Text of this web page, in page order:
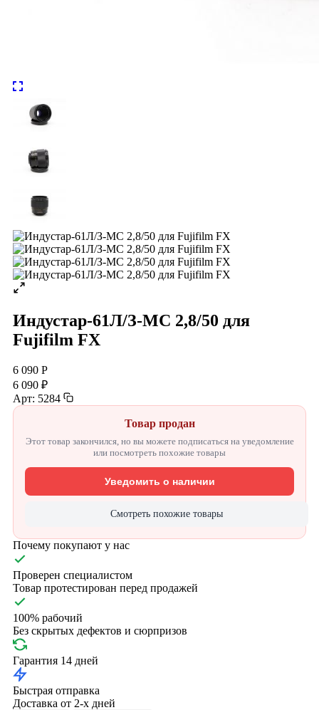
Индустар-61Л/З-МС 2,8/50 для
Fujifilm FX
6 090 Р
6 090 ₽
Арт: 5284
Товар продан
Этот товар закончился, но вы можете подписаться на уведомление
или посмотреть похожие товары
Уведомить о наличии
Смотреть похожие товары
Почему покупают у нас
Проверен специалистом
Товар протестирован перед продажей
100% рабочий
Без скрытых дефектов и сюрпризов
Гарантия 14 дней
Быстрая отправка
Доставка от 2-х дней